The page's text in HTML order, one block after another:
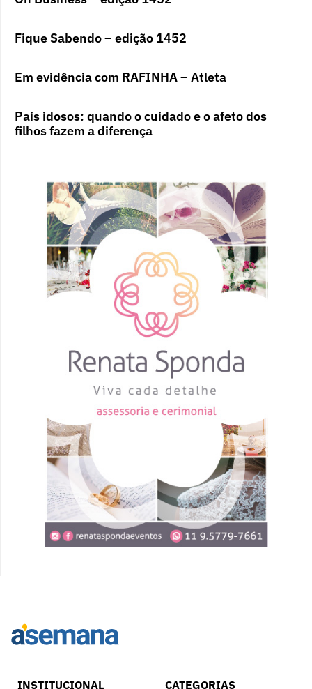
Fique Sabendo – edição 1452
Em evidência com RAFINHA – Atleta
Pais idosos: quando o cuidado e o afeto dos
filhos fazem a diferença
INSTITUCIONAL CATEGORIAS